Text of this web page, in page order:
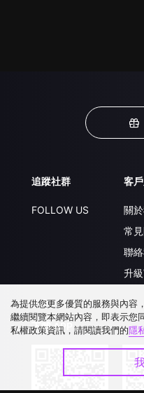
追蹤社群
FOLLOW US
客
關
常
聯
升
下載 APP
為提供您更多優質的服務與內容
繼續閱覽本網站內容，即表示您
私權政策資訊，請閱讀我們的隱